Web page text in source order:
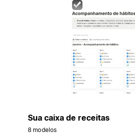
Sua caixa de receitas
8 modelos